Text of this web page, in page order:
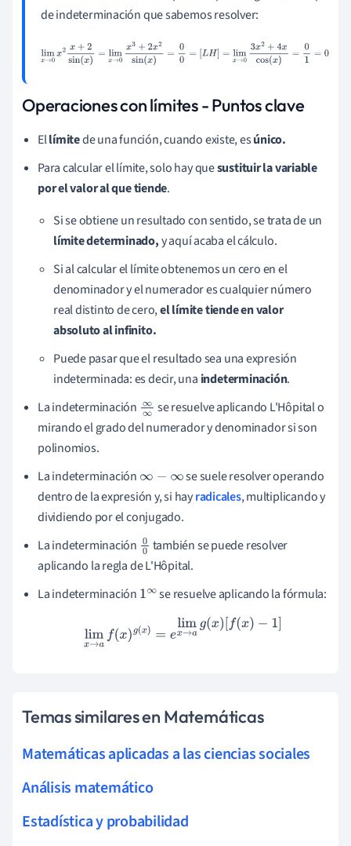
de indeterminación que sabemos resolver:
limx →0x2x+2sin(x =lim x→0x3 +2x2sin(x)=00 =
lim x→
Operaciones con límites - Puntos clave
Ellímitede una función, cuando existe, esúnico.
Para calcular el límite, solo hay quesustituir la variable
por el valor al que tiende.
Si se obtiene un resultado con sentido, se trata de un
límite determinado,y aquí acaba el cálculo.
Si al calcular el límite obtenemos un cero en el
denominador y el numerador es cualquier número
real distinto de cero,el límite tiende en valor
absoluto al infinito.
Puede pasar que el resultado sea una expresión
indeterminada: es decir, una indeterminación.
La indeterminación ∞
∞
se resuelve aplicando L'Hôpital o
mirando el grado del numerador y denominador si son
polinomios.
La indeterminación ∞− ∞
se suele resolver operando
dentro de la expresión y, si hayradicales, multiplicando y
dividiendo por el conjugado.
La indeterminación 0
0
también se puede resolver
aplicando la regla de L'Hôpital.
La indeterminación 1∞ se resuelve aplicando la fórmula:
limx→af(x)g =elimx→ag(x)[f(x)−1]
Temas similares en Matemáticas
Matemáticas aplicadas a las ciencias sociales
Análisis matemático
Estadística y probabilidad